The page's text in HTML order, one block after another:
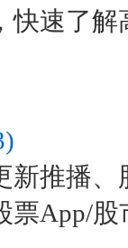
快速了
新推播
票App/股